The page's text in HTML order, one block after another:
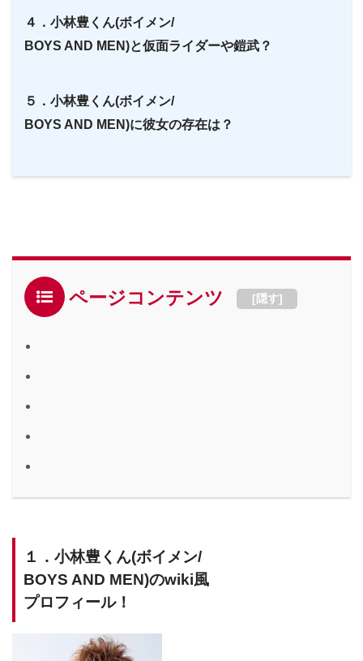
４．小林豊くん(ボイメン/
BOYS AND MEN)と仮面ライダーや鎧武？
５．小林豊くん(ボイメン/
BOYS AND MEN)に彼女の存在は？
ページコンテンツ [隠す]
１．小林豊くん(ボイメン/
BOYS AND MEN)のwiki風
プロフィール！